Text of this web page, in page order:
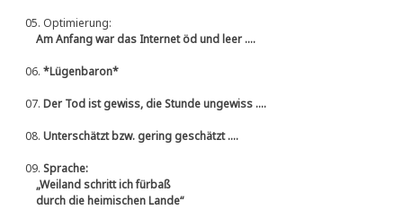
05. Optimierung:
Am Anfang war das Internet öd und leer ....
06.*Lügenbaron*
07.Der Tod ist gewiss, die Stunde ungewiss ....
08.Unterschätzt bzw. gering geschätzt ....
09.Sprache:
„Weiland schritt ich fürbaß
durch die heimischen Lande“